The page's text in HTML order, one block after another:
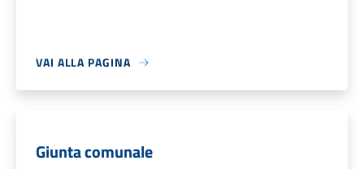
VAI ALLA PAGINA
Giunta comunale